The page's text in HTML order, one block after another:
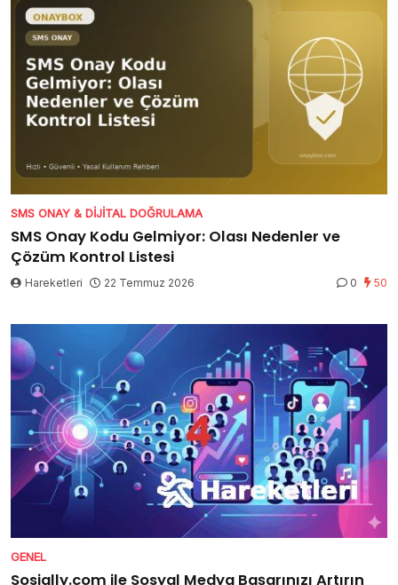
SMS ONAY & DIJITAL DOĞRULAMA
SMS Onay Kodu Gelmiyor: Olası Nedenler ve
Çözüm Kontrol Listesi
Hareketleri 22 Temmuz 2026 0 50
GENEL
Sosially.com ile Sosyal Medya Başarınızı Artırın